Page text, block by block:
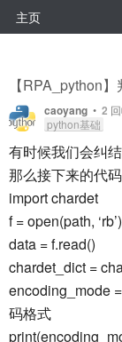
主页
【RPA_python
caoyang • 2
python基础
有时候我们会纠
那么接下来的代
import chardet
f = open(path, ‘rb’)
data = f.read()
chardet_dict =
encoding_mode
码格式